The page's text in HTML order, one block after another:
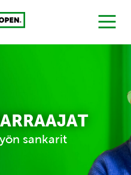
MENU
sankarit